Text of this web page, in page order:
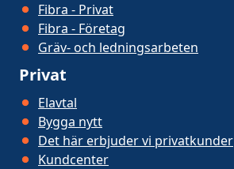
Fibra - Privat
Fibra - Företag
Gräv- och ledningsarbeten
Privat
Elavtal
Bygga nytt
Det här erbjuder vi privatkunder
Kundcenter